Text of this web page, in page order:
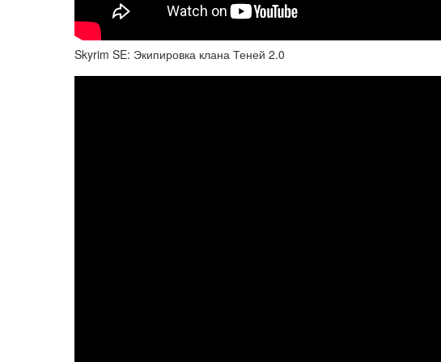
Skyrim SE: Экипировка клана Теней 2.0